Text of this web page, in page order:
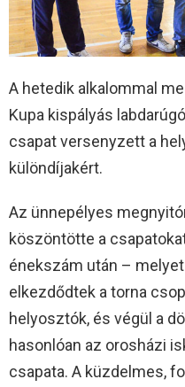
A hetedik alkalommal
Kupa kispályás
csapat versenyzett a
különdíjakért.
Az ünnepélyes
köszöntötte a
énekszám után –
elkezdődtek a torna
helyosztók, és végül a
hasonlóan az orosházi
csapata. A küzdelmes,